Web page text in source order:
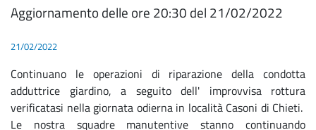
Aggiornamento delle ore 20:30 del 21/02/2022
21/02/2022
Continuano le operazioni di riparazione della condotta
adduttrice giardino, a seguito dell' improvvisa rottura
verificatasi nella giornata odierna in località Casoni di Chieti.
Le nostra squadre manutentive stanno continuando